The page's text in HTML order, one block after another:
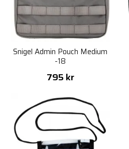
Snigel Admin Pouch Medium
-18
795 kr